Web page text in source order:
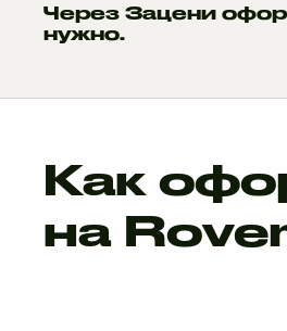
Через Зацени
нужно.
Как
на